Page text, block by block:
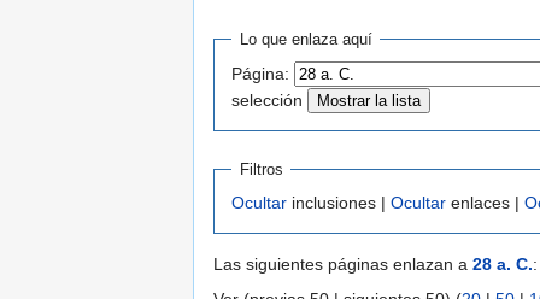
Lo que enlaza aquí
Página:
selección
Filtros
Ocultar inclusiones | Ocultar enlaces |
Las siguientes páginas enlazan a 28 a. C.: